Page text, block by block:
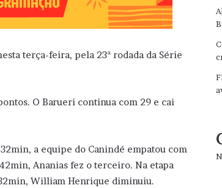
terça-feira, pela 23ª rodada da Série
O Barueri continua com 29 e cai
a equipe do Canindé empatou com
Ananias fez o terceiro. Na etapa
William Henrique diminuiu.